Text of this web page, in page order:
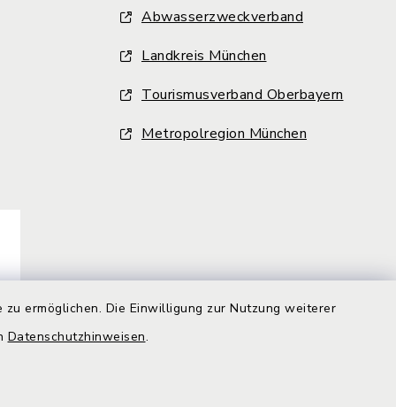
ermöglichen. Die Einwilligung zur Nutzung weiterer
Datenschutzhinweisen.
Abwasserzweckverband
Landkreis München
Tourismusverband Oberbayern
Metropolregion München